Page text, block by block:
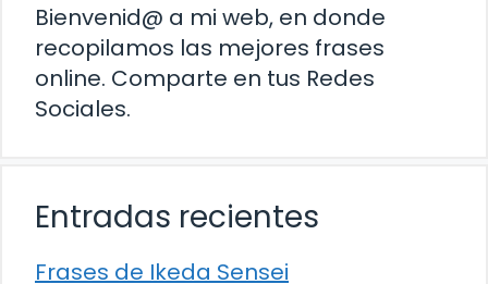
Bienvenid@ a mi web, en donde
recopilamos las mejores frases
online. Comparte en tus Redes
Sociales.
Entradas recientes
Frases de Ikeda Sensei